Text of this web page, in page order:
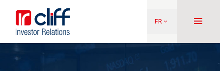
contenu
principal
Aller directement au contenu
FR keyboard_arrow_down menu